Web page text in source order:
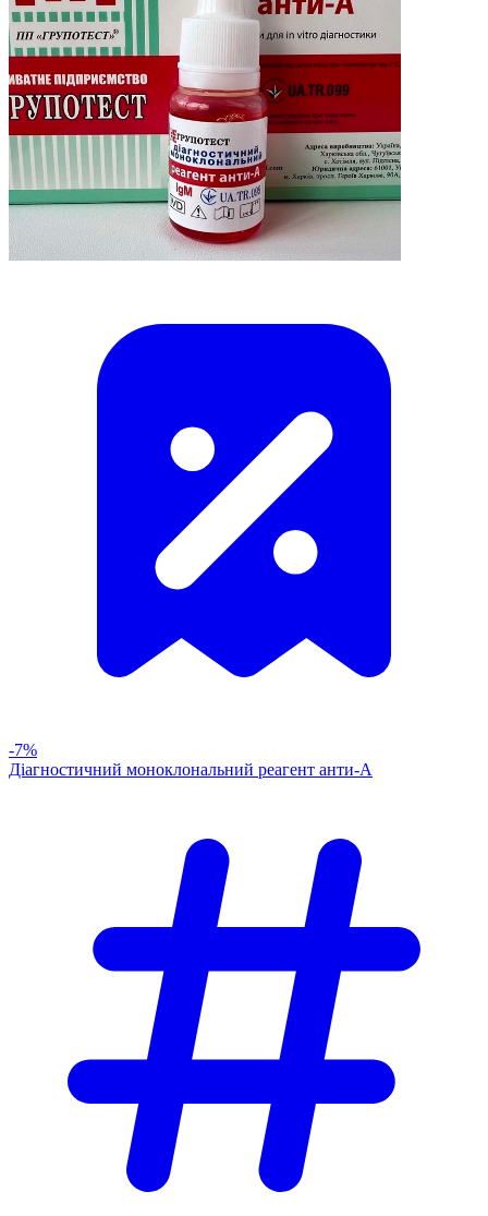
-7%
Діагностичний моноклональний реагент анти-А